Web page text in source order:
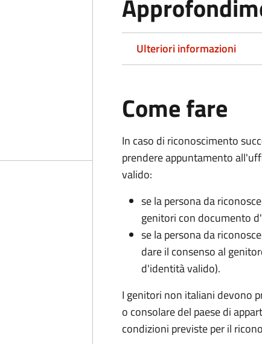
Ulteriori informazioni
Come fare
In caso di riconoscimento
prendere appuntamento
valido:
se la persona da
genitori con documento
se la persona da
dare il consenso al
d'identità valido).
I genitori non italiani devono
o consolare del paese di
condizioni previste per il